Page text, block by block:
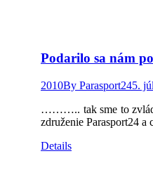
Podarilo sa nám
2010By Parasport245.
……….. tak sme to
združenie Parasport24 a
Details